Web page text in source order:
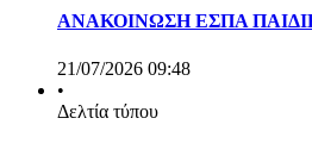
ΑΝΑΚΟΙΝΩΣΗ ΕΣΠΑ
21/07/2026 09:48
•
Δελτία τύπου